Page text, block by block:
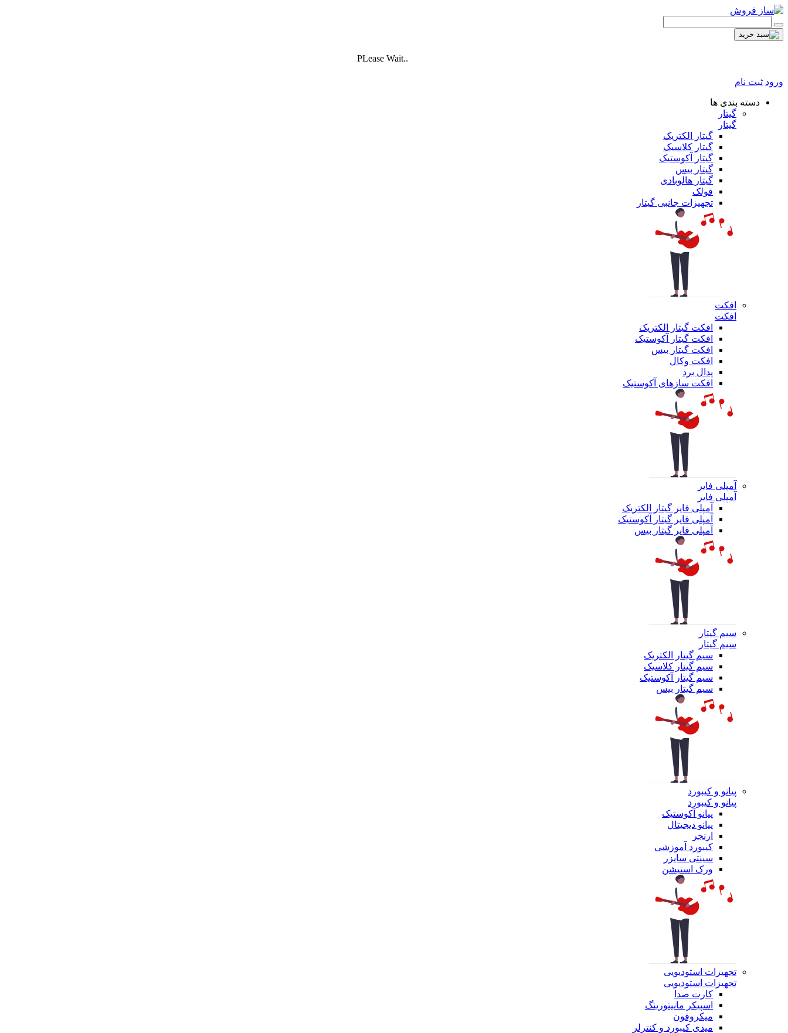
PLease Wait..
ورود ثبت نام
دسته بندی ها
گیتار
گیتار
گیتار الکتریک
گیتار کلاسیک
گیتار آکوستیک
گیتار بیس
گیتار هالوبادی
فولک
تجهیزات جانبی گیتار
افکت
افکت
افکت گیتار الکتریک
افکت گیتار آکوستیک
افکت گیتار بیس
افکت وکال
پدال برد
افکت سازهای آکوستیک
آمپلی فایر
آمپلی فایر
آمپلی فایر گیتار الکتریک
آمپلی فایر گیتار آکوستیک
آمپلی فایر گیتار بیس
سیم گیتار
سیم گیتار
سیم گیتار الکتریک
سیم گیتار کلاسیک
سیم گیتار آکوستیک
سیم گیتار بیس
پیانو و کیبورد
پیانو و کیبورد
پیانو آکوستیک
پیانو دیجیتال
ارنجر
کیبورد آموزشی
سینتی سایزر
ورک استیشن
تجهیزات استودیویی
تجهیزات استودیویی
کارت صدا
اسپیکر مانیتورینگ
میکروفون
میدی کیبورد و کنترلر